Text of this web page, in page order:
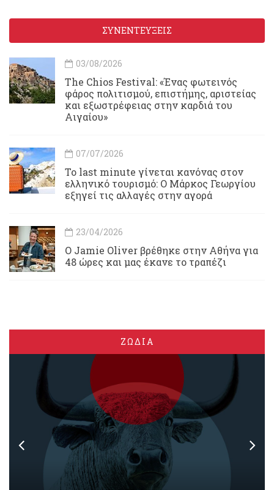
ΣΥΝΕΝΤΕΥΞΕΙΣ
03/08/2026
Τhe Chios Festival: «Ένας φωτεινός
φάρος πολιτισμού, επιστήμης, αριστείας
και εξωστρέφειας στην καρδιά του
Αιγαίου»
07/07/2026
Το last minute γίνεται κανόνας στον
ελληνικό τουρισμό: Ο Μάρκος Γεωργίου
εξηγεί τις αλλαγές στην αγορά
23/04/2026
Ο Jamie Oliver βρέθηκε στην Αθήνα για
48 ώρες και μας έκανε το τραπέζι
ΖΩΔΙΑ